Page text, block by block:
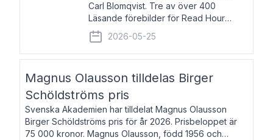
Carl Blomqvist. Tre av över 400
Läsande förebilder för Read Hour
Sverige. Foto: Michael Wall. Den ideella
föreningen Läsrörelsen tilldelas
Bernadottepriset 2026 för att den
2026-05-25
Magnus Olausson tilldelas Birger
Schöldströms pris
Svenska Akademien har tilldelat Magnus Olausson
Birger Schöldströms pris för år 2026. Prisbeloppet är
75 000 kronor. Magnus Olausson, född 1956 och